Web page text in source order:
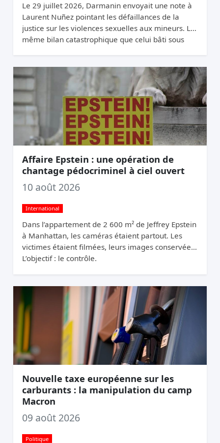
Le 29 juillet 2026, Darmanin envoyait une note à
Laurent Nuñez pointant les défaillances de la
justice sur les violences sexuelles aux mineurs. Le
même bilan catastrophique que celui bâti sous
Affaire Epstein : une opération de
chantage pédocriminel à ciel ouvert
10 août 2026
International
Dans l’appartement de 2 600 m² de Jeffrey Epstein
à Manhattan, les caméras étaient partout. Les
victimes étaient filmées, leurs images conservées.
L’objectif : le contrôle.
Nouvelle taxe européenne sur les
carburants : la manipulation du camp
Macron
09 août 2026
Politique